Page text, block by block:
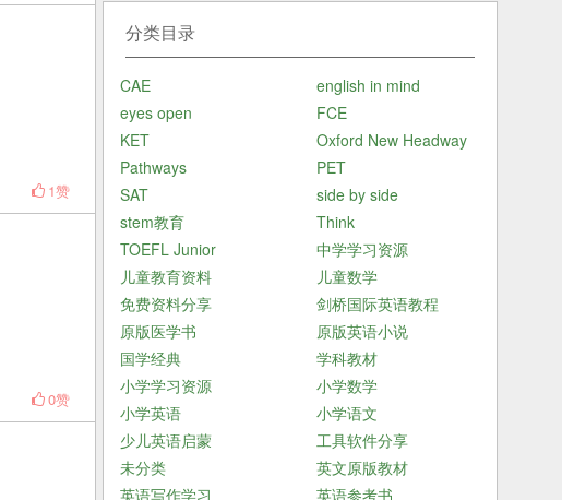
1赞
0赞
分类目录
CAE
english in mind
eyes open
FCE
KET
Oxford New Headway
Pathways
PET
SAT
side by side
stem教育
Think
TOEFL Junior
中学学习资源
儿童教育资料
儿童数学
免费资料分享
剑桥国际英语教程
原版医学书
原版英语小说
国学经典
学科教材
小学学习资源
小学数学
小学英语
小学语文
少儿英语启蒙
工具软件分享
未分类
英文原版教材
英语写作学习
英语参考书